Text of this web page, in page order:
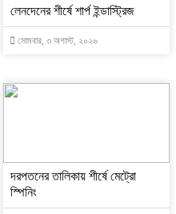
লেনদেনের শীর্ষে শার্প ইন্ডাস্ট্রিজ
সোমবার, ৩ অগাস্ট, ২০২৬
দরপতনের তালিকায় শীর্ষে মেট্রো
স্পিনিং